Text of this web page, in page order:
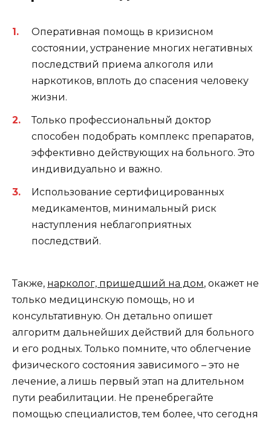
Оперативная помощь в кризисном
состоянии, устранение многих негативных
последствий приема алкоголя или
наркотиков, вплоть до спасения человеку
жизни.
Только профессиональный доктор
способен подобрать комплекс препаратов,
эффективно действующих на больного. Это
индивидуально и важно.
Использование сертифицированных
медикаментов, минимальный риск
наступления неблагоприятных
последствий.
Также, нарколог, пришедший на дом, окажет не
только медицинскую помощь, но и
консультативную. Он детально опишет
алгоритм дальнейших действий для больного
и его родных. Только помните, что облегчение
физического состояния зависимого – это не
лечение, а лишь первый этап на длительном
пути реабилитации. Не пренебрегайте
помощью специалистов, тем более, что сегодня